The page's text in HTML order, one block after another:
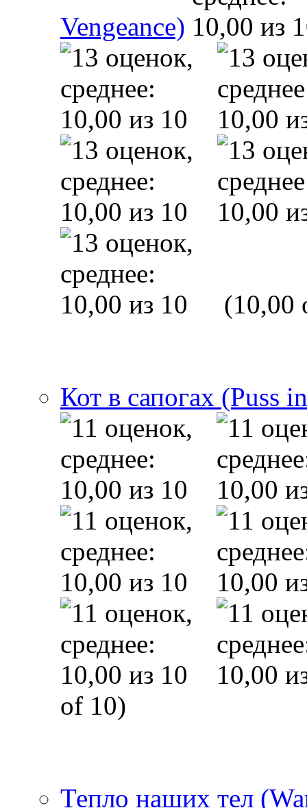
Vengeance)
(10,00
Кот в сапогах (Puss
of 10)
Тепло наших тел